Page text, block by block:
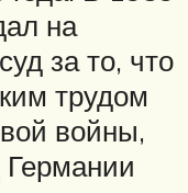
на
за то, что
трудом
войны,